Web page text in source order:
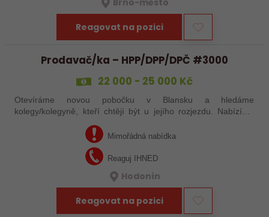
Brno-město
Reagovat na pozici
Prodavač/ka – HPP/DPP/DPČ #3000
22 000 - 25 000 Kč
Otevíráme novou pobočku v Blansku a hledáme
kolegy/kolegyně, kteří chtějí být u jejího rozjezdu. Nabízíme
práci s pouze 15 pracovními dny v měsíci, případně brigádu
dle tvých časových možností. Mzda…
Mimořádná nabídka
Reaguj IHNED
Hodonín
Reagovat na pozici